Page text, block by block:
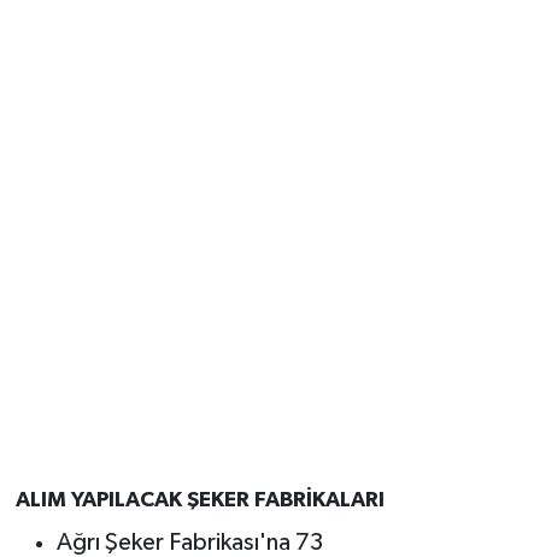
ALIM YAPILACAK ŞEKER FABRİKALARI
Ağrı Şeker Fabrikası'na 73